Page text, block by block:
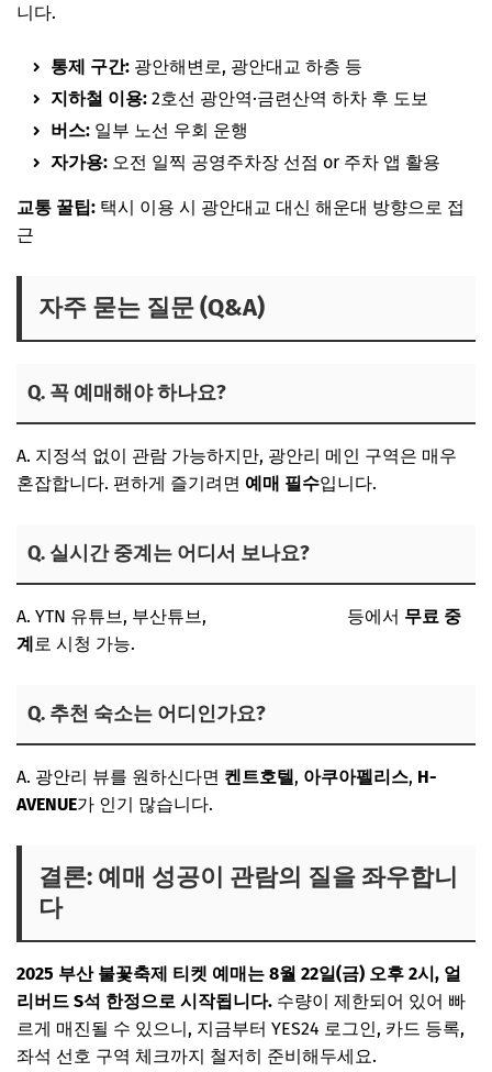
니다.
통제 구간: 광안해변로, 광안대교 하층 등
지하철 이용: 2호선 광안역·금련산역 하차 후 도보
버스: 일부 노선 우회 운행
자가용: 오전 일찍 공영주차장 선점 or 주차 앱 활용
교통 꿀팁: 택시 이용 시 광안대교 대신 해운대 방향으로 접
근
자주 묻는 질문 (Q&A)
Q. 꼭 예매해야 하나요?
A. 지정석 없이 관람 가능하지만, 광안리 메인 구역은 매우
혼잡합니다. 편하게 즐기려면 예매 필수입니다.
Q. 실시간 중계는 어디서 보나요?
A. YTN 유튜브, 부산튜브, 등에서 무료 중
계 로 시청 가능.
Q. 추천 숙소는 어디인가요?
A. 광안리 뷰를 원하신다면 켄트호텔, 아쿠아펠리스, H-
AVENUE가 인기 많습니다.
결론: 예매 성공이 관람의 질을 좌우합니
다
2025 부산 불꽃축제 티켓 예매는 8월 22일(금) 오후 2시, 얼
리버드 S석 한정으로 시작됩니다. 수량이 제한되어 있어 빠
르게 매진될 수 있으니, 지금부터 YES24 로그인, 카드 등록,
좌석 선호 구역 체크까지 철저히 준비해두세요.